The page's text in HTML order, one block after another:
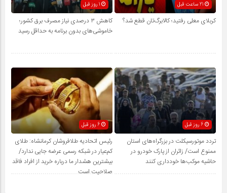
21 ساعت قبل
کربلای معلی رفتید؛ کالابرگ‌تان قطع شد؟
کاهش ۳ درصدی نیاز مصرف برق کشور؛
خاموشی‌های بدون برنامه به حداقل رسید
6 روز قبل
تردد موتورسیکلت در بزرگراه‌های استان
ممنوع است/ زائران از پارک خودرو در
حاشیه موکب‌ها خودداری کنند
رئیس اتحادیه طلافروشان کرمانشاه: طلای
کم‌عیار در شبکه رسمی عرضه جایی ندارد/
بیشترین هشدار ما درباره خرید از افراد فاقد
صلاحیت است